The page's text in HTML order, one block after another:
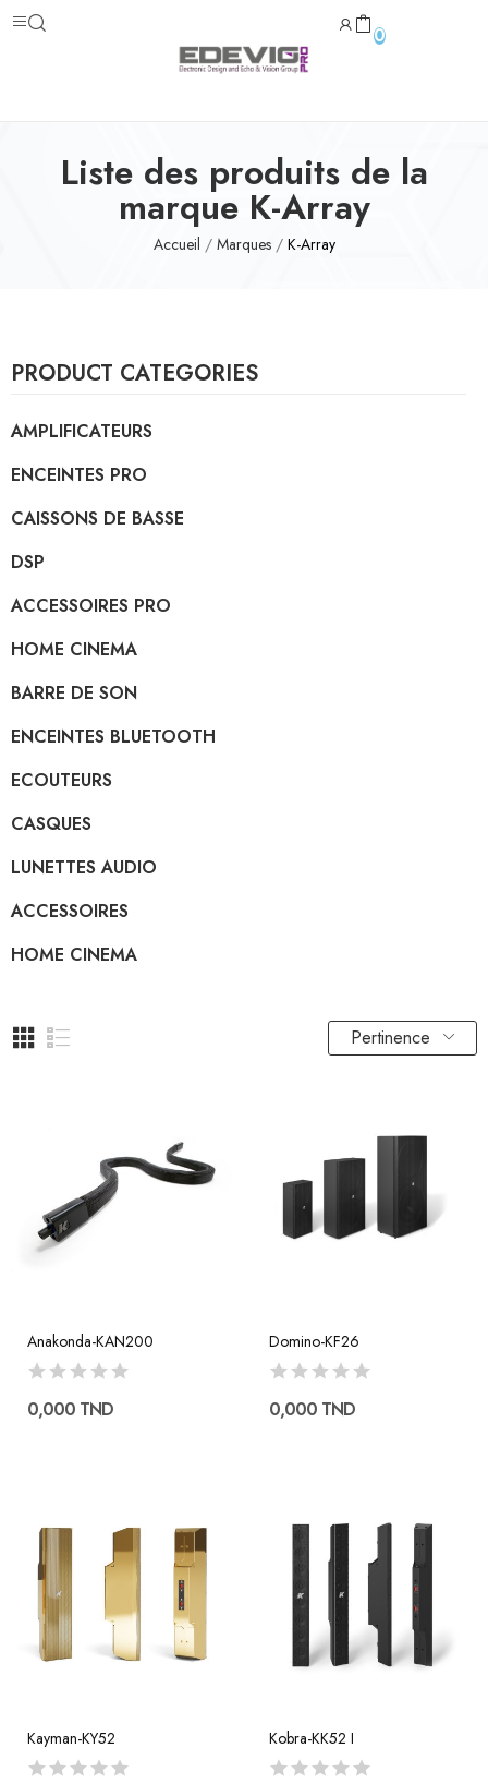
0
Liste des produits de la
marque K-Array
Accueil Marques K-Array
PRODUCT CATEGORIES
AMPLIFICATEURS
ENCEINTES PRO
CAISSONS DE BASSE
DSP
ACCESSOIRES PRO
HOME CINEMA
BARRE DE SON
ENCEINTES BLUETOOTH
ECOUTEURS
CASQUES
LUNETTES AUDIO
ACCESSOIRES
HOME CINEMA
Pertinence
Anakonda-KAN200
0,000 TND
Domino-KF26
0,000 TND
Kayman-KY52 Kobra-KK52 I